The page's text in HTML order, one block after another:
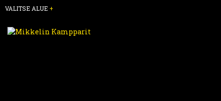
VALITSE ALUE +